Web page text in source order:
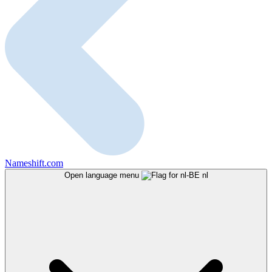
Nameshift.com
Open language menu nl